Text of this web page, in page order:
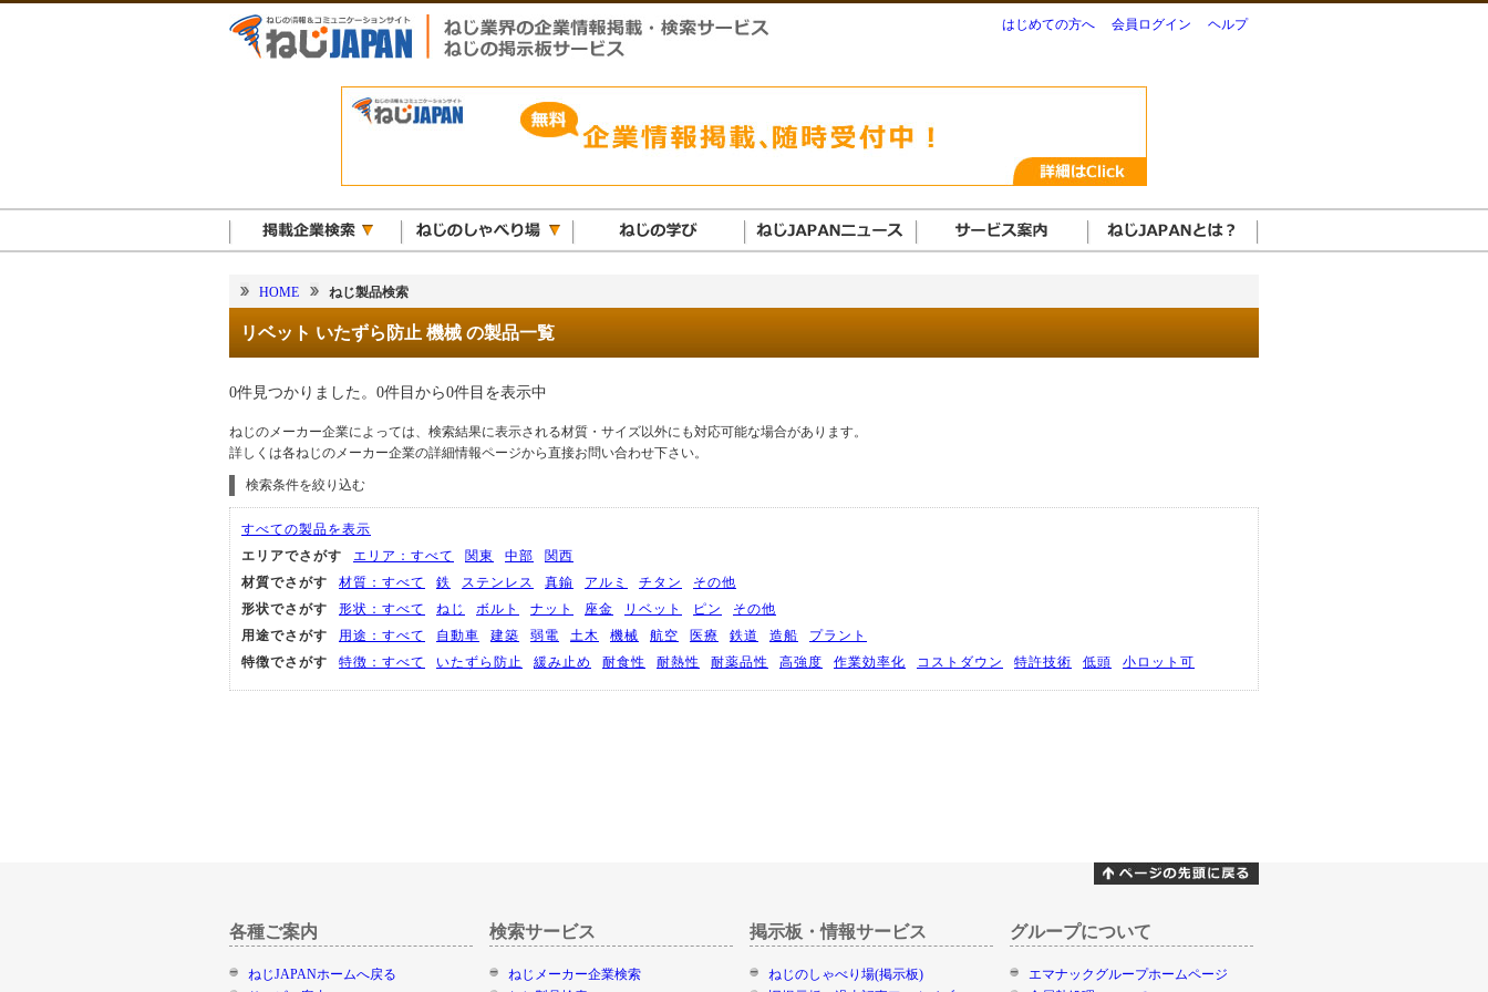
はじめての方へ 会員ログイン ヘルプ
HOME ねじ製品検索
リベット いたずら防止 機械 の製品一覧
0件見つかりました。0件目から0件目を表示中
ねじのメーカー企業によっては、検索結果に表示される材質・サイズ以外にも対応可能な場合があります。
詳しくは各ねじのメーカー企業の詳細情報ページから直接お問い合わせ下さい。
検索条件を絞り込む
すべての製品を表示
エリアでさがす
エリア：すべて 関東 中部
関西
材質でさがす
材質：すべて 鉄 ステンレス 真鍮 アルミ チタン
その他
形状でさがす
形状：すべて ねじ ボルト ナット 座金 リベット ピン
その他
用途でさがす
用途：すべて 自動車 建築 弱電 土木 機械 航空 医療 鉄道 造船
プラント
特徴でさがす
特徴：すべて いたずら防止 緩み止め 耐食性 耐熱性 耐薬品性 高強度 作業効率化 コストダウン 特許技術 低頭 小ロット可
各種ご案内
ねじJAPANホームへ戻る
検索サービス
ねじメーカー企業検索
掲示板・情報サービス
ねじのしゃべり場(掲示板)
グループについて
エマナックグループホームページ